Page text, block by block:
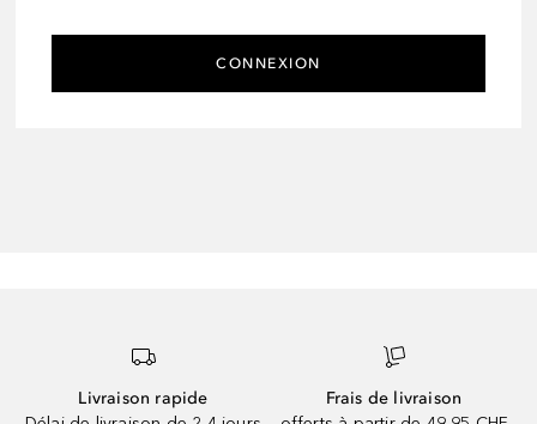
CONNEXION
Livraison rapide
Frais de livraison